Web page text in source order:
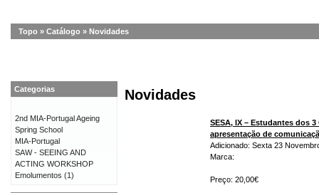
Topo » Catálogo » Novidades
Novidades
SESA, IX – Estudantes dos
apresentação de
Adicionado: Sexta 23
Marca:
Preço: 20,00€
Categorias
2nd MIA-Portugal Ageing
Spring School
MIA-Portugal
SAW - SEEING AND
ACTING WORKSHOP
Emolumentos (1)